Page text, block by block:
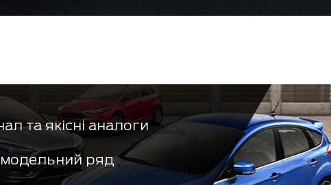
та якісні аналоги
ряд